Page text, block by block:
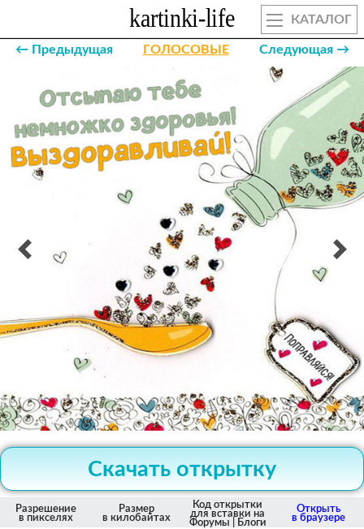
КАТАЛОГ
← Предыдущая ГОЛОСОВЫЕ Следующая →
Скачать открытку
Разрешение
в пикселях
Размер
в килобайтах
Код открытки
для вставки на
Форумы | Блоги
Открыть
в браузере